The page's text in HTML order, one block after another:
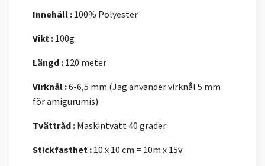
Innehåll : 100% Polyester
Vikt : 100g
Längd : 120 meter
Virknål :6-6,5 mm (Jag använder virknål 5 mm
för amigurumis)
Tvättråd : Maskintvätt 40 grader
Stickfasthet : 10 x 10 cm = 10m x 15v